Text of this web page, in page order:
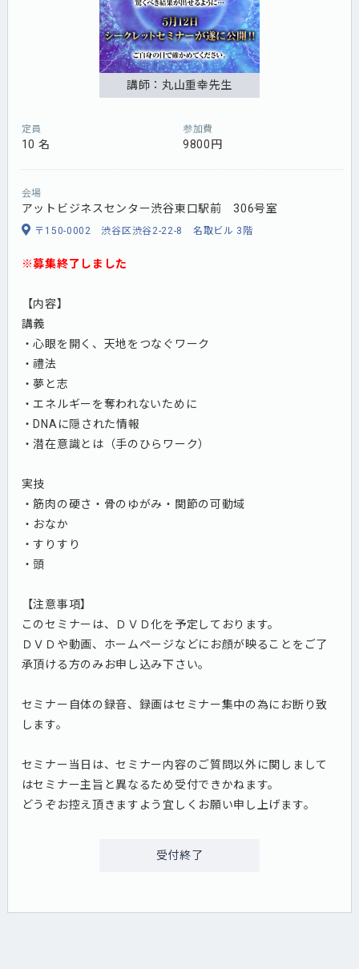
講師：丸山重幸先生
定員
10 名
参加費
9800円
会場
アットビジネスセンター渋谷東口駅前 306号室
〒150-0002 渋谷区渋谷2-22-8 名取ビル 3階
※募集終了しました
【内容】
講義
・心眼を開く、天地をつなぐワーク
・禮法
・夢と志
・エネルギーを奪われないために
・DNAに隠された情報
・潜在意識とは（手のひらワーク）
実技
・筋肉の硬さ・骨のゆがみ・関節の可動域
・おなか
・すりすり
・頭
【注意事項】
このセミナーは、ＤＶＤ化を予定しております。
ＤＶＤや動画、ホームページなどにお顔が映ることをご了
承頂ける方のみお申し込み下さい。
セミナー自体の録音、録画はセミナー集中の為にお断り致
します。
セミナー当日は、セミナー内容のご質問以外に関しまして
はセミナー主旨と異なるため受付できかねます。
どうぞお控え頂きますよう宜しくお願い申し上げます。
受付終了